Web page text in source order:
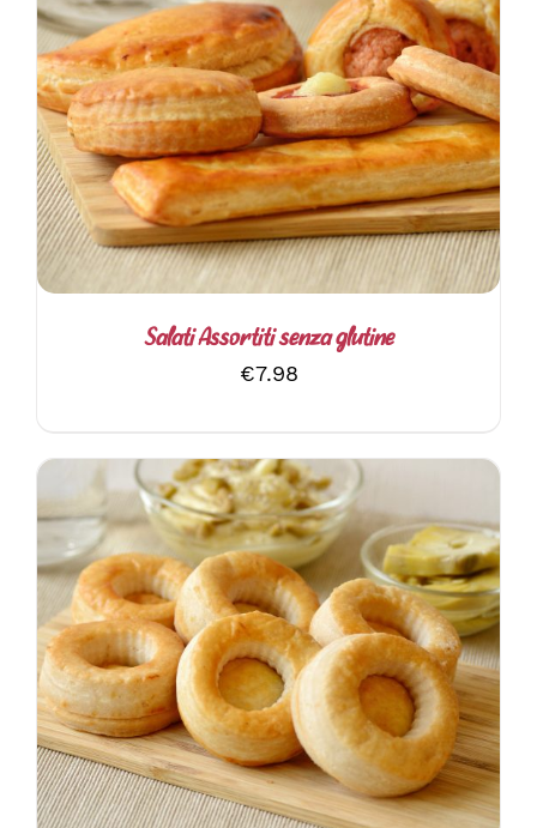
AGGIUNGI AL CARRELLO / DETTAGLI
Salati Assortiti senza glutine
€7.98
AGGIUNGI AL CARRELLO / DETTAGLI